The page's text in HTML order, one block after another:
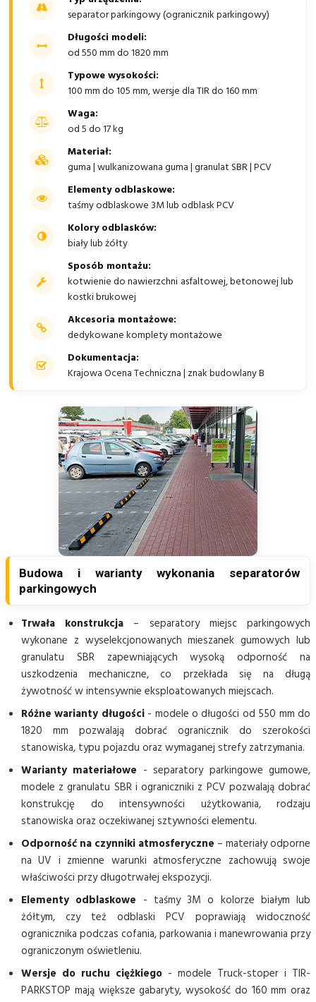
separator parkingowy (ogranicznik parkingowy)
Długości modeli:
od 550 mm do 1820 mm
Typowe wysokości:
100 mm do 105 mm, wersje dla TIR do 160 mm
Waga:
od 5 do 17 kg
Materiał:
guma | wulkanizowana guma | granulat SBR | PCV
Elementy odblaskowe:
taśmy odblaskowe 3M lub odblask PCV
Kolory odblasków:
biały lub żółty
Sposób montażu:
kotwienie do nawierzchni asfaltowej, betonowej lub
kostki brukowej
Akcesoria montażowe:
dedykowane komplety montażowe
Dokumentacja:
Krajowa Ocena Techniczna | znak budowlany B
Budowa i warianty wykonania separatorów
parkingowych
Trwała konstrukcja – separatory miejsc parkingowych
wykonane z wyselekcjonowanych mieszanek gumowych lub
granulatu SBR zapewniających wysoką odporność na
uszkodzenia mechaniczne, co przekłada się na długą
żywotność w intensywnie eksploatowanych miejscach.
Różne warianty długości- modele o długości od 550 mm do
1820 mm pozwalają dobrać ogranicznik do szerokości
stanowiska, typu pojazdu oraz wymaganej strefy zatrzymania.
Warianty materiałowe - separatory parkingowe gumowe,
modele z granulatu SBR i ograniczniki z PCV pozwalają dobrać
konstrukcję do intensywności użytkowania, rodzaju
stanowiska oraz oczekiwanej sztywności elementu.
Odporność na czynniki atmosferyczne – materiały odporne
na UV i zmienne warunki atmosferyczne zachowują swoje
właściwości przy długotrwałej ekspozycji.
Elementy odblaskowe - taśmy 3M o kolorze białym lub
żółtym, czy też odblaski PCV poprawiają widoczność
ogranicznika podczas cofania, parkowania i manewrowania przy
ograniczonym oświetleniu.
Wersje do ruchu ciężkiego - modele Truck-stoper i TIR-
PARKSTOP mają większe gabaryty, wysokość do 160 mm oraz